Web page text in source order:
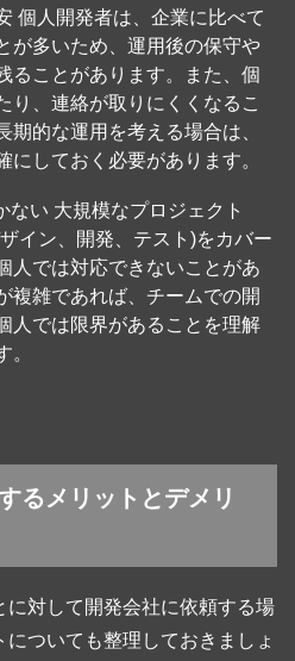
個人開発者は、企業に比べて
が多いため、運用後の保守や
ることがあります。また、個
り、連絡が取りにくくなるこ
期的な運用を考える場合は、
にしておく必要があります。
ない 大規模なプロジェクト
イン、開発、テスト)をカバー
人では対応できないことがあ
複雑であれば、チームでの開
人では限界があることを理解
。
るメリットとデメリ
対して開発会社に依頼する場
ついても整理しておきましょ